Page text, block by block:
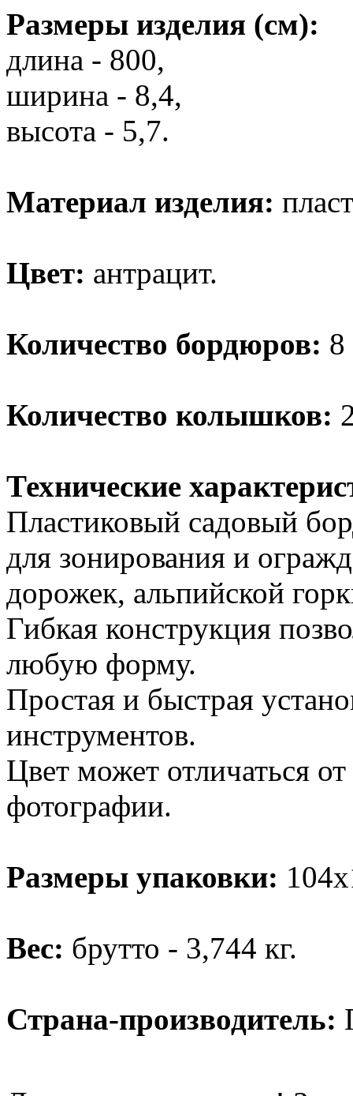
Размеры изделия (см):
длина - 800,
ширина - 8,4,
высота - 5,7.
Материал изделия:
Цвет: антрацит.
Количество бордюров: 8
Количество колышков:
Технические
Пластиковый садовый
для зонирования и
дорожек, альпийской
Гибкая конструкция
любую форму.
Простая и быстрая
инструментов.
Цвет может отличаться
фотографии.
Размеры упаковки:
Вес: брутто - 3,744 кг.
Страна-производитель: